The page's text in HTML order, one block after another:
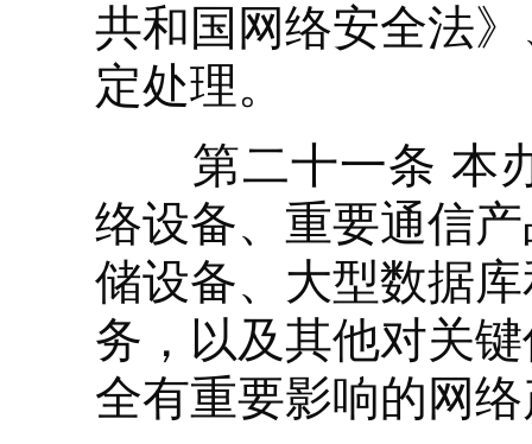
共和国网络安全法
定处理。
第二十一条 本办
络设备、重要通信
储设备、大型数据
务，以及其他对关
全有重要影响的网